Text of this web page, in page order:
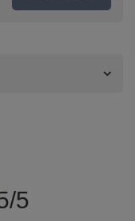
5